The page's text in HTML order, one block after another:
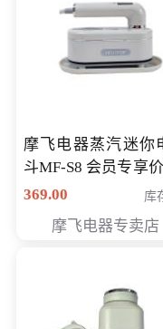
摩飞电器蒸汽迷你
斗MF-S8 会员专享
元
369.00 库
摩飞电器专卖店